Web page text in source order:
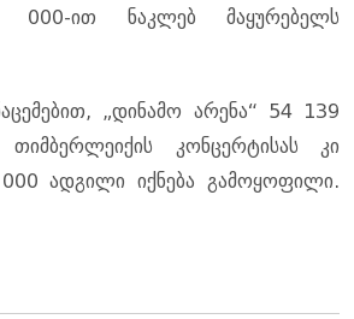
ით ნაკლებ მაყურებელს
„დინამო არენა“ 54 139
თიმბერლეიქის კონცერტისას კი
ადგილი იქნება გამოყოფილი.